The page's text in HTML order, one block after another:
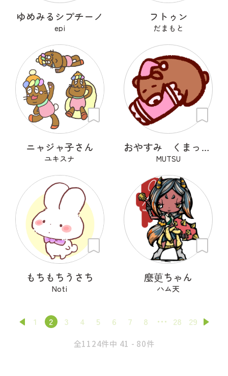
ゆめみるシプチーノ
epi
フトゥン
だまもと
ニャジャ子さん
ユキスナ
おやすみ くまっくら
MUTSU
もちもちうさち
Noti
麼茰ちゃん
ハム天
1 2 3 4 5 6 7 8 28 29
全1124件中 41 - 80件